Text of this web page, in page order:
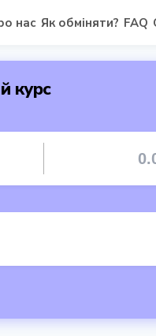
нас Як обміняти? FAQ
курс